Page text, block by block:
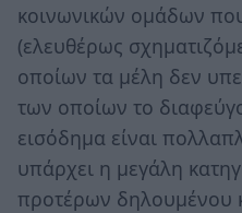
κοινωνικών ομάδων
(ελευθέρως
οποίων τα μέλη δεν
των οποίων το
εισόδημα είναι
υπάρχει η μεγάλη
προτέρων δηλουμένου